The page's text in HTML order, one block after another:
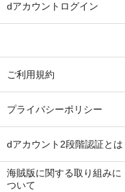
dアカウントログイン
ご利用規約
プライバシーポリシー
dアカウント2段階認証とは
海賊版に関する取り組みに
ついて